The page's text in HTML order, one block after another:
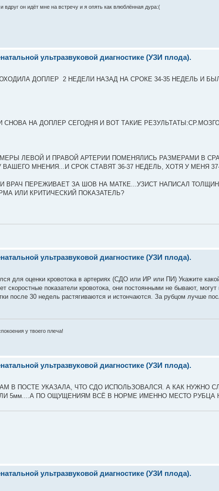
он идёт мне на встречу и я опять как влюблённая дура:(
ультразвуковой диагностике (УЗИ плода).
ДОПЛЕР 2 НЕДЕЛИ НАЗАД НА СРОКЕ 34-35 НЕДЕЛЬ И
НА ДОПЛЕР СЕГОДНЯ И ВОТ ТАКИЕ
ЛЕВОЙ И ПРАВОЙ АРТЕРИИ ПОМЕНЯЛИСЬ РАЗМЕРАМИ В
МНЕНИЯ...И СРОК СТАВЯТ 36-37 НЕДЕЛЬ, ХОТЯ У МЕНЯ
ВРАЧ ПЕРЕЖИВАЕТ ЗА ШОВ НА МАТКЕ...УЗИСТ НАПИСАЛ
ИЛИ КРИТИЧЕСКИЙ ПОКАЗАТЕЛЬ?
ультразвуковой диагностике (УЗИ плода).
для оценки кровотока в артериях (СДО или ИР или ПИ) Укажите
скоростные показатели кровотока, они постоянными не бывают,
после 30 недель растягиваются и истончаются. За рубцом лучше
у твоего плеча!
ультразвуковой диагностике (УЗИ плода).
В ПОСТЕ УКАЗАЛА, ЧТО СДО ИСПОЛЬЗОВАЛСЯ. А КАК НУЖНО
5мм....А ПО ОЩУЩЕНИЯМ ВСЁ В НОРМЕ ИМЕННО МЕСТО РУБЦА
ультразвуковой диагностике (УЗИ плода).